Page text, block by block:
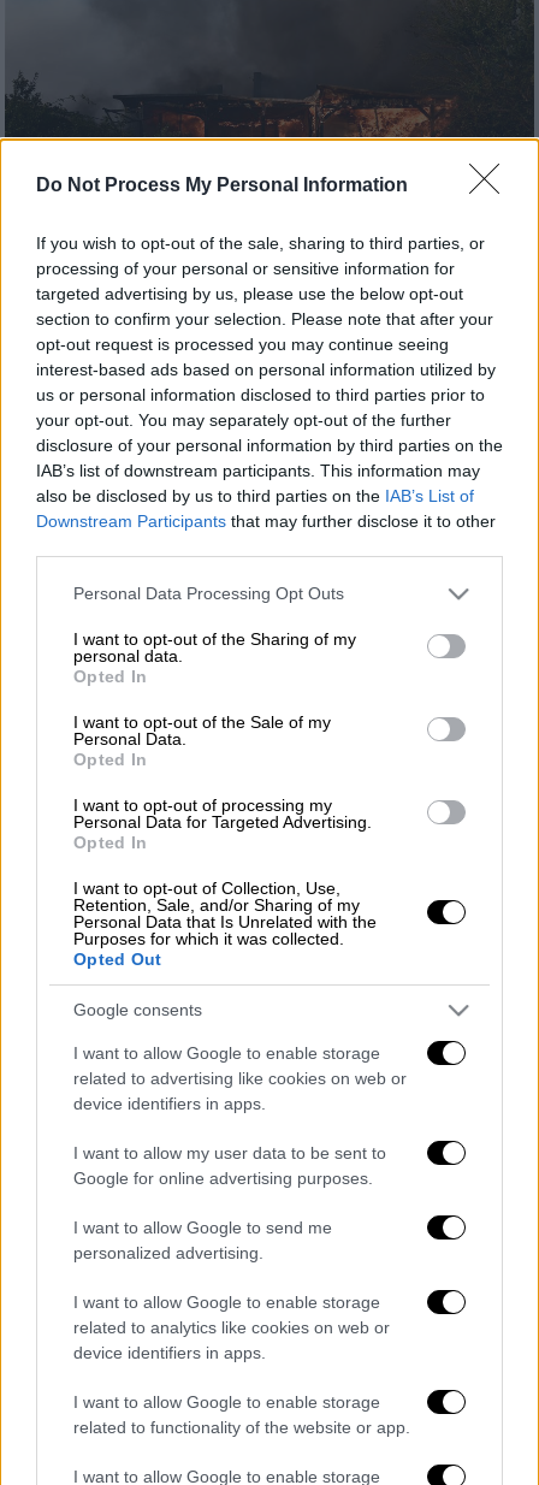
Do Not Process My Personal Information
If you wish to opt-out of the sale, sharing to third parties, or
processing of your personal or sensitive information for
targeted advertising by us, please use the below opt-out
section to confirm your selection. Please note that after your
opt-out request is processed you may continue seeing
interest-based ads based on personal information utilized by
us or personal information disclosed to third parties prior to
your opt-out. You may separately opt-out of the further
disclosure of your personal information by third parties on the
IAB’s list of downstream participants. This information may
also be disclosed by us to third parties on the IAB’s List of
Downstream Participants that may further disclose it to other
Please note that this website/app uses one or more Google
not limited to your visit or usage behaviour. You may click to
grant or deny consent to Google and its third-party tags to
use your data for below specified purposes in below Google
consent section.
Personal Data Processing Opt Outs
I want to opt-out of the Sharing of my
personal data.
Opted In
I want to opt-out of the Sale of my
Personal Data.
Opted In
I want to opt-out of processing my
Personal Data for Targeted Advertising.
Opted In
I want to opt-out of Collection, Use,
Retention, Sale, and/or Sharing of my
Personal Data that Is Unrelated with the
Purposes for which it was collected.
Opted Out
Google consents
I want to allow Google to enable storage
related to advertising like cookies on web or
device identifiers in apps.
I want to allow my user data to be sent to
Google for online advertising purposes.
I want to allow Google to send me
personalized advertising.
I want to allow Google to enable storage
related to analytics like cookies on web or
device identifiers in apps.
I want to allow Google to enable storage
related to functionality of the website or app.
I want to allow Google to enable storage
Προσθέστε το ΕΘΝΟΣ στη Google
Τραγωδία στηνΠαλλήνηκαθώς άνδρας 84
ετών αυτοκτόνησε όταν οιφλόγεςέκαψαν
το σπίτι του. Σύμφωνα με όσα μετέδωσε το
OPEN ήταν η τέταρτη φορά που το σπίτι του
ζωή του.
Σύμφωνα με πληροφορίες από την
ΕΛΑΣ
κέντρο της
07:10για πυροβολισμό σε
.
Αστυνομικοί που έσπευσαν στο σημείο
περίστροφο δίπλα του, μέσα σε μια λίμνη
αίματος, στην αυλή
ΕΙΔΗΣΕΙΣ
Φωτιά - Δραματική κατάσταση στην
Αττική: Καίγονται σπίτια - Αναφορές για
διαρροή φυσικού αερίου στην Παλλήνη
Κόκκινα δάνεια: Ποιους στόχους
κυνηγούν τράπεζες και servicers -
Χωλαίνουν οι ρυθμίσεις
Η κατάκτηση της Σελήνης: 5 πράγματα
που δεν γνωρίζαμε – Τι μύριζε το
πώς νικήθηκαν τα βακτήρια
Το σκηνικό ρευστότητας ανησυχεί την
κυβέρνηση: Οι φωτιές, ο αντίκτυπος της
υπόθεσης Λιγνάδη και το ενεργειακό
«θρίλερ»
Διαβάστε ακόμη
Παλαιό Φάληρο - Οι εκβιασμοί, οι